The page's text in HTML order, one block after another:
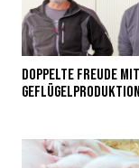
DOPPELTE FREUDE
GEFLÜGELPRODUKTION